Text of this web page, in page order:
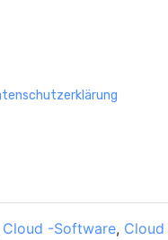
Cloud -Software,